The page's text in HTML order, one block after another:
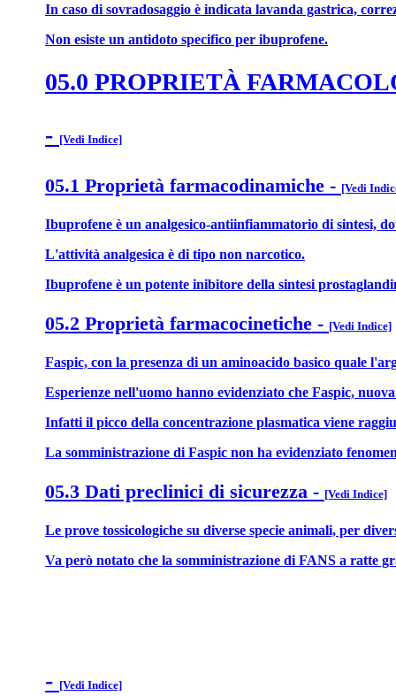
In caso di sovradosaggio è indicata lavanda gastrica,
Non esiste un antidoto specifico per ibuprofene.
05.0 PROPRIETÀ
- [Vedi Indice]
05.1 Proprietà farmacodinamiche - [Vedi
Ibuprofene è un analgesico-antiinfiammatorio di sintesi,
L'attività analgesica è di tipo non narcotico.
Ibuprofene è un potente inibitore della sintesi
05.2 Proprietà farmacocinetiche - [Vedi Indice]
Faspic, con la presenza di un aminoacido basico quale
Esperienze nell'uomo hanno evidenziato che Faspic,
Infatti il picco della concentrazione plasmatica viene
La somministrazione di Faspic non ha evidenziato
05.3 Dati preclinici di sicurezza - [Vedi Indice]
Le prove tossicologiche su diverse specie animali, per
Va però notato che la somministrazione di FANS a ratte
- [Vedi Indice]